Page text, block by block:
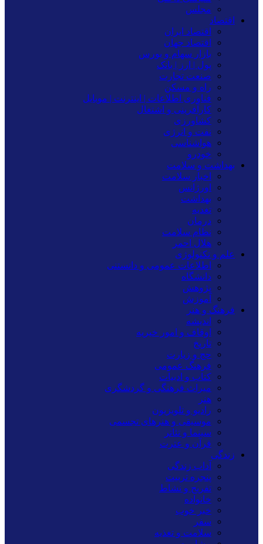
مجلس
اقتصاد
اقتصاد ایران
اقتصاد جهان
بازار سهام و بورس
پول | ارز | بانک
صنعت تجارت
راه و مسکن
فناوری اطلاعات | اینترنت | موبایل
کارآفرینی و اشتغال
کشاورزی
نفت و انرژی
هواشناسی
خودرو
بهداشت و سلامت
اخبار سلامت
اورژانس
بهداشت
تغدیه
درمان
نظام سلامت
هلال احمر
علم و تکنولوژی
اطلاعات عمومی و دانستنی
دانشگاه
پژوهش
آموزش
فرهنگ و هنر
اندیشه
اوقاف و امور خیریه
تاریخ
حج و زیارت
فرهنگ عمومی
کتاب و ادبیات
میراث فرهنگی و گردشگری
هنر
رادیو و تلویزیون
موسیقی و هنرهای تجسمی
سینما و تئاتر
قرآن و عترت
زندگی
آداب زندگی
پنجره تربیت
تفریح و نشاط
خانواده
خبر خوب
سفر
سلامت و تغذیه